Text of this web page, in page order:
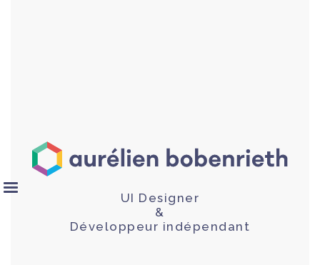
UI Designer
&
Développeur indépendant